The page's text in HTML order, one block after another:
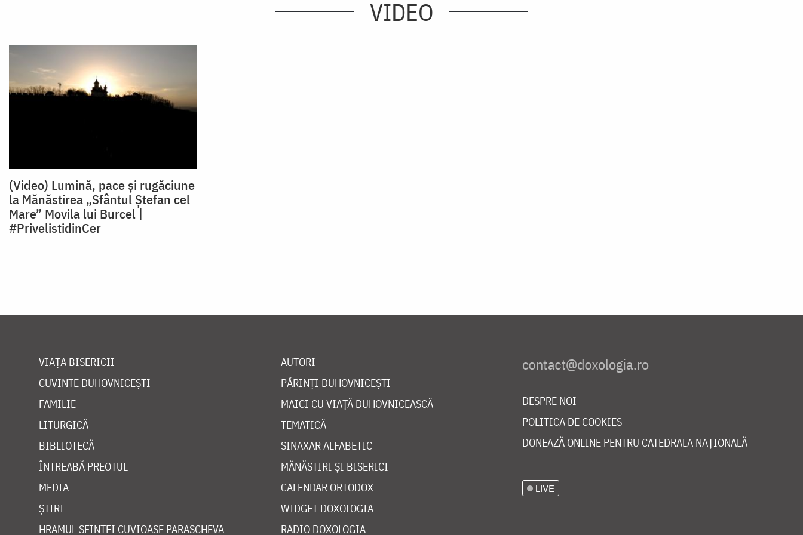
VIDEO
(Video) Lumină, pace și rugăciune
la Mănăstirea „Sfântul Ștefan cel
Mare” Movila lui Burcel |
#PrivelistidinCer
VIAȚA BISERICII
CUVINTE DUHOVNICEȘTI
FAMILIE
LITURGICĂ
BIBLIOTECĂ
ÎNTREABĂ PREOTUL
MEDIA
ȘTIRI
HRAMUL SFINTEI CUVIOASE PARASCHEVA
AUTORI
PĂRINȚI DUHOVNICEȘTI
MAICI CU VIAȚĂ DUHOVNICEASCĂ
TEMATICĂ
SINAXAR ALFABETIC
MĂNĂSTIRI ȘI BISERICI
CALENDAR ORTODOX
WIDGET DOXOLOGIA
RADIO DOXOLOGIA
DESPRE NOI
POLITICA DE COOKIES
DONEAZĂ ONLINE PENTRU CATEDRALA NAȚIONALĂ
LIVE